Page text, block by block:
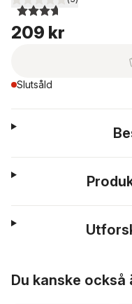
3,7utav 5 stjärnor. Totalt
209 kr
Slutsåld
Du kanske